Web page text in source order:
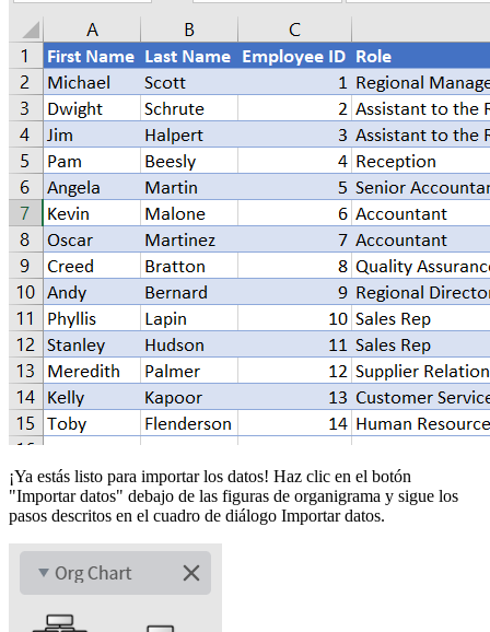
¡Ya estás listo para importar los datos! Haz clic en el botón
"Importar datos" debajo de las figuras de organigrama y sigue los
pasos descritos en el cuadro de diálogo Importar datos.